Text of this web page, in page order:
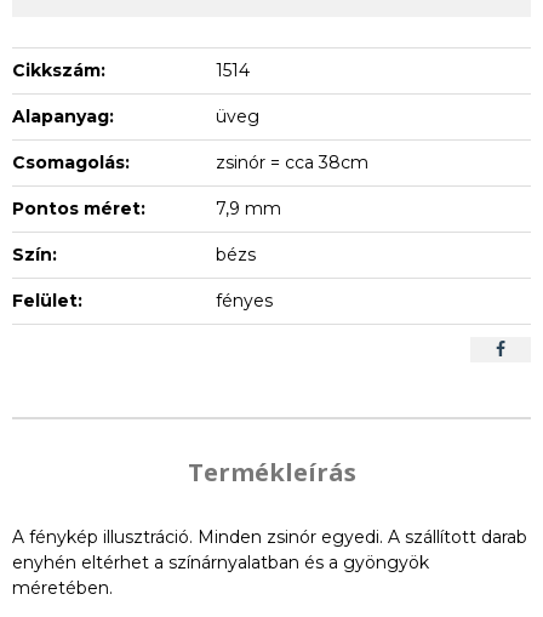
Cikkszám: 1514
Alapanyag: üveg
Csomagolás: zsinór = cca 38cm
Pontos méret: 7,9 mm
Szín: bézs
Felület: fényes
Termékleírás
A fénykép illusztráció. Minden zsinór egyedi. A szállított darab
enyhén eltérhet a színárnyalatban és a gyöngyök
méretében.